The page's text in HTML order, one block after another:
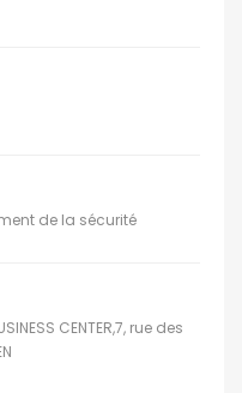
de la sécurité
CENTER,7, rue des